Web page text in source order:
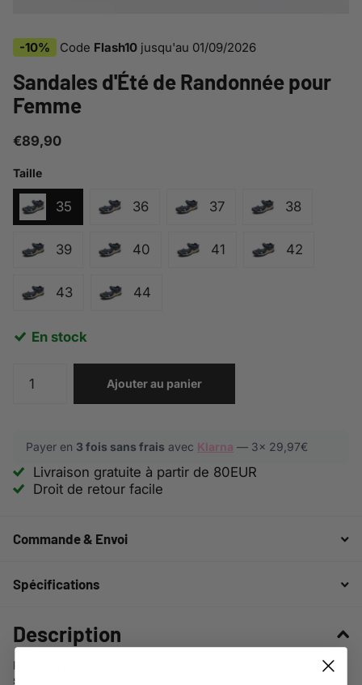
-10% Code Flash10 jusqu'au 01/09/2026
Sandales d'Été de Randonnée pour
Femme
€89,90
Taille
35 36 37 38
39 40 41 42
43 44
En stock
Ajouter au panier
Payer en 3 fois sans frais avec Klarna — 3x 29,97€
Livraison gratuite à partir de 80EUR
Droit de retour facile
Commande & Envoi
Spécifications
Description
Parfaites pour l'été, nos sandales de randonnée pour femme
sont remarquablement légères et équipées de fermetures à